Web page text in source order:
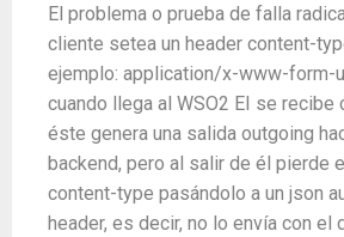
El problema o prueba de falla
cliente setea un header content-
ejemplo: application/x-www-form-
cuando llega al WSO2 EI se recibe
éste genera una salida outgoing
backend, pero al salir de él pierde
content-type pasándolo a un json
header, es decir, no lo envía con el